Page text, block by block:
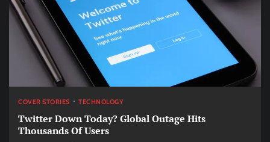
COVER STORIES TECHNOLOGY
Twitter Down Today? Global Outage Hits
Thousands Of Users